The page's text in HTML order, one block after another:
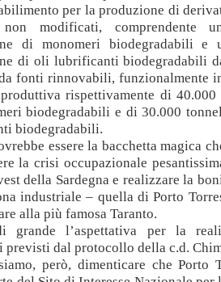
per la produzione di
modificati, comprendente
di monomeri biodegradabili e
di oli lubrificanti biodegradabili
fonti rinnovabili, funzionalmente
rispettivamente di 40.000
biodegradabili e di 30.000
biodegradabili.
essere la bacchetta magica
la crisi occupazionale
della Sardegna e realizzare la
industriale – quella di Porto
alla più famosa Taranto.
grande l’aspettativa per la
previsti dal protocollo della c.d.
però, dimenticare che Porto